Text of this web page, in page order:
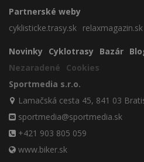
Partnerské weby
cyklisticke.trasy.sk relaxmagazin.sk
Novinky Cyklotrasy Bazár
Nezaradené
Cookies
Sportmedia s.r.o.
Lamačská cesta 45, 841 03
sportmedia@sportmedia.sk
+421 903 805 059
www.biker.sk